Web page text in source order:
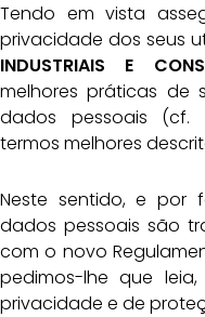
Tendo em vista
privacidade dos seus
INDUSTRIAIS E
melhores práticas de
dados pessoais (cf.
termos melhores
Neste sentido, e por
dados pessoais são
com o novo
pedimos-lhe que
privacidade e de